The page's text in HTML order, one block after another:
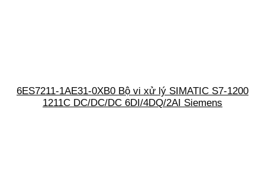
6ES7211-1AE31-0XB0 Bộ vi xử lý SIMATIC S7-1200
1211C DC/DC/DC 6DI/4DQ/2AI Siemens